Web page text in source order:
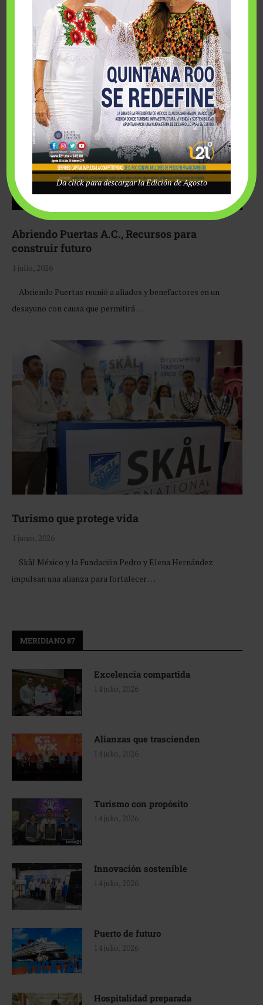
Fairmont Mayakoba y Make-A-Wish México unieron
esfuerzos para hacer realidad el deseo de una …
Abriendo Puertas A.C., Recursos para
construir futuro
1 julio, 2026
Abriendo Puertas reunió a aliados y benefactores en un
desayuno con causa que permitirá …
Turismo que protege vida
1 junio, 2026
Skål México y la Fundación Pedro y Elena Hernández
impulsan una alianza para fortalecer …
MERIDIANO 87
Excelencia compartida
14 julio, 2026
Alianzas que trascienden
14 julio, 2026
Turismo con propósito
14 julio, 2026
Innovación sostenible
14 julio, 2026
Puerto de futuro
14 julio, 2026
Hospitalidad preparada
Da click para descargar la Edición de Agosto